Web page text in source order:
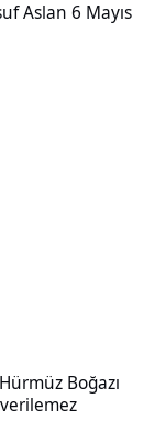
Aslan 6 Mayıs
Boğazı